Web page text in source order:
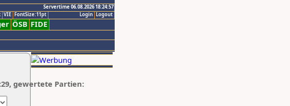
Servertime 06.08.2026 18:24:57
Logout
Login
VIE FontSize:11pt
ÖSB FIDE
gewertete Partien: